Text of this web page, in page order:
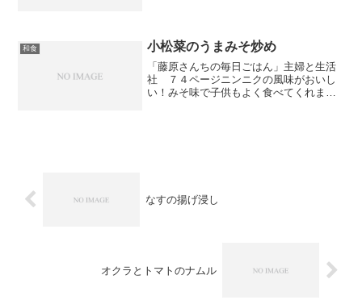
和食 小松菜のうまみそ炒め
「藤原さんちの毎日ごはん」主婦と生活
社 ７４ページニンニクの風味がおいし
い！みそ味で子供もよく食べてくれま
なすの揚げ浸し
オクラとトマトのナムル